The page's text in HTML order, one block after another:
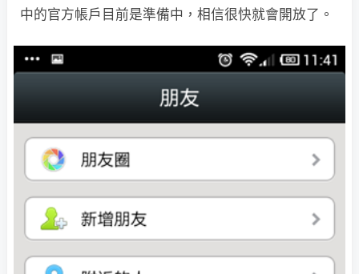
中的官方帳戶目前是準備中，相信很快就會開放了。